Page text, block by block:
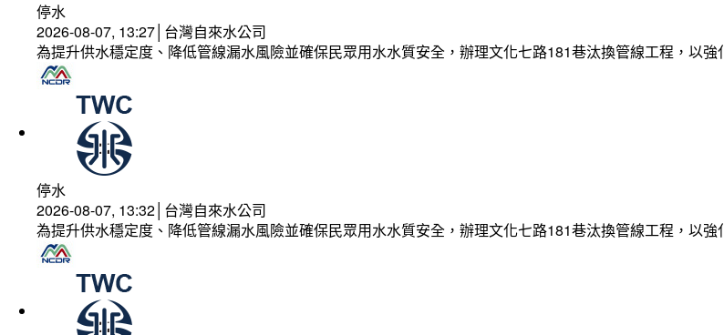
停水
2026-08-07, 13:27│台灣自來水公司
為提升供水穩定度、降低管線漏水風險並確保民眾用水水質安全，辦理文化七路181巷汰換管線工程，以
停水
2026-08-07, 13:32│台灣自來水公司
為提升供水穩定度、降低管線漏水風險並確保民眾用水水質安全，辦理文化七路181巷汰換管線工程，以